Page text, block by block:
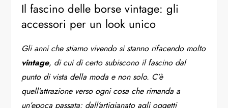
Il fascino delle borse vintage: gli
accessori per un look unico
Gli anni che stiamo vivendo si stanno rifacendo molto
vintage, di cui di certo subiscono il fascino dal
punto di vista della moda e non solo. C’è
quell’attrazione verso ogni cosa che rimanda a
un’epoca passata: dall’artigianato agli oggetti